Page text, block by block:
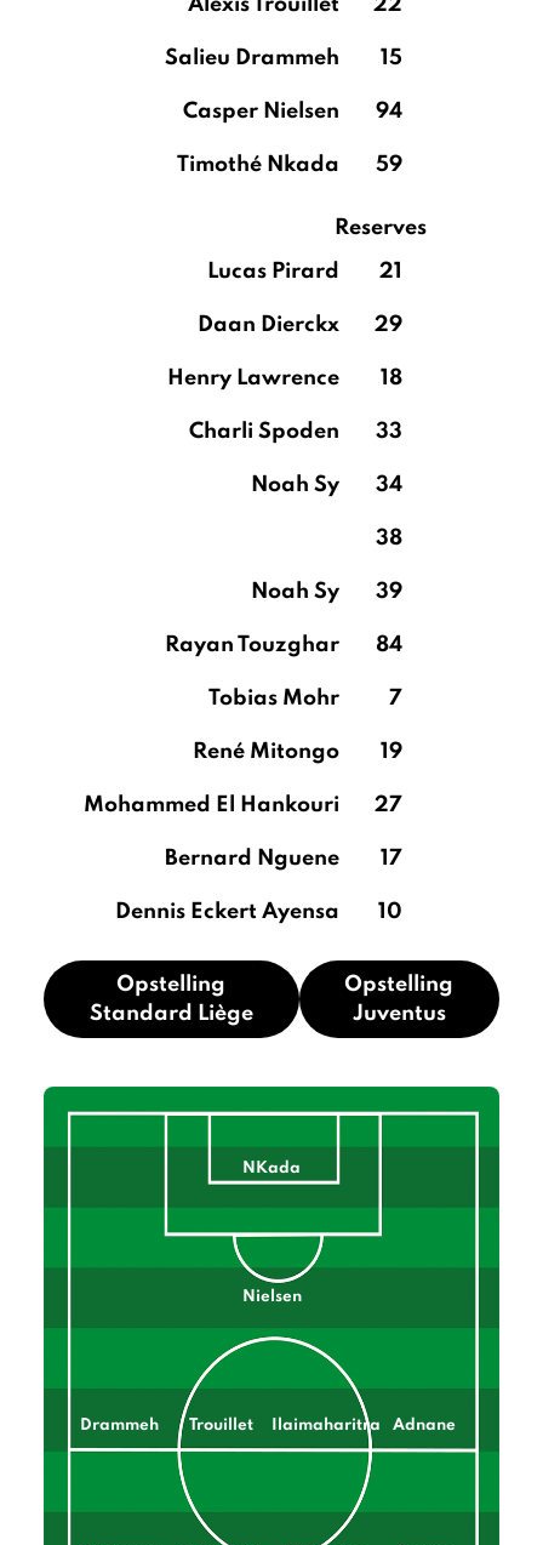
Alexis Trouillet 22
Salieu Drammeh 15
Casper Nielsen 94
Timothé Nkada 59
Reserves
Lucas Pirard
21
Daan Dierckx 29
Henry Lawrence 18
Charli Spoden 33
Noah Sy 34
38
Noah Sy 39
Rayan Touzghar 84
Tobias Mohr 7
René Mitongo 19
Mohammed El Hankouri 27
Bernard Nguene 17
Dennis Eckert Ayensa 10
Opstelling
Standard Liège
Opstelling
Juventus
NKada
Nielsen
Drammeh Trouillet Ilaimaharitra Adnane